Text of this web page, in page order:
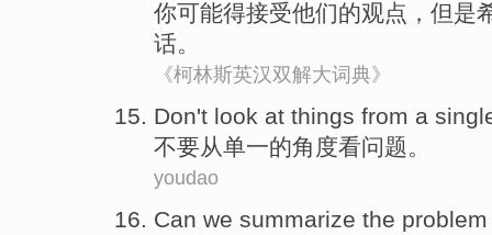
你可能得接受他们的观点 ， 但是
话。
《柯林斯英汉双解大词典》
Don't look at things from a
不要从单一的角度看问题。
youdao
Can we summarize the problem